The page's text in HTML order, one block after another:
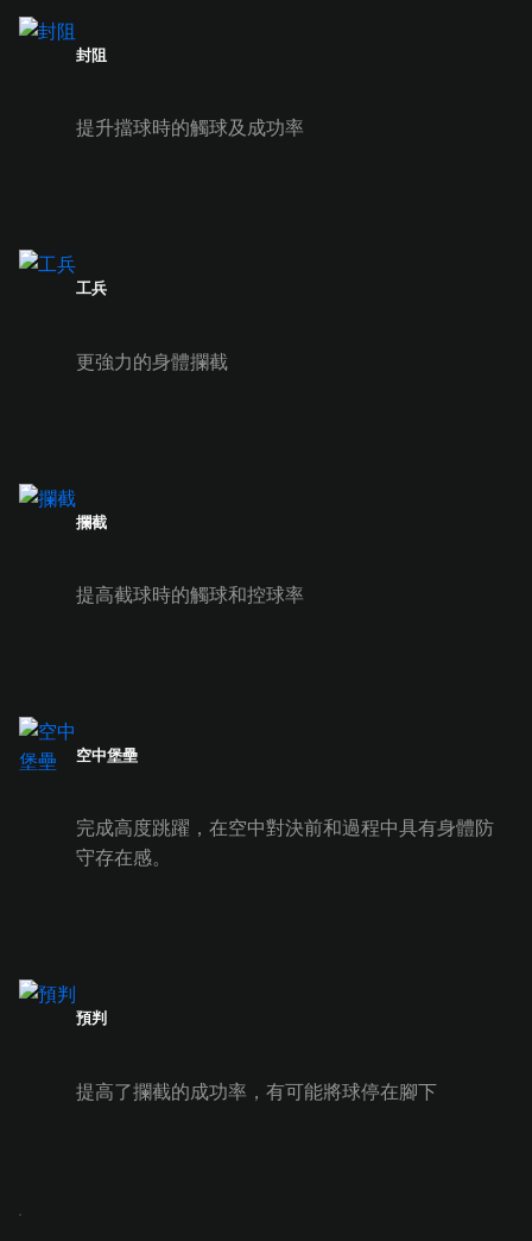
封阻
提升擋球時的觸球及成功率
工兵
更強力的身體攔截
攔截
提高截球時的觸球和控球率
空中堡壘
完成高度跳躍，在空中對決前和過程中具有身體防
守存在感。
預判
提高了攔截的成功率，有可能將球停在腳下